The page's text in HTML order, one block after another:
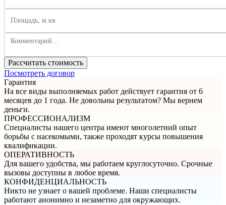
Посмотреть договор
Гарантия
На все виды выполняемых работ действует гарантия от 6
месяцев до 1 года. Не довольны результатом? Мы вернем
деньги.
ПРОФЕССИОНАЛИЗМ
Специалисты нашего центра имеют многолетний опыт
борьбы с насекомыми, также проходят курсы повышения
квалификации.
ОПЕРАТИВНОСТЬ
Для вашего удобства, мы работаем круглосуточно. Срочные
вызовы доступны в любое время.
КОНФИДЕНЦИАЛЬНОСТЬ
Никто не узнает о вашей проблеме. Наши специалисты
работают анонимно и незаметно для окружающих.